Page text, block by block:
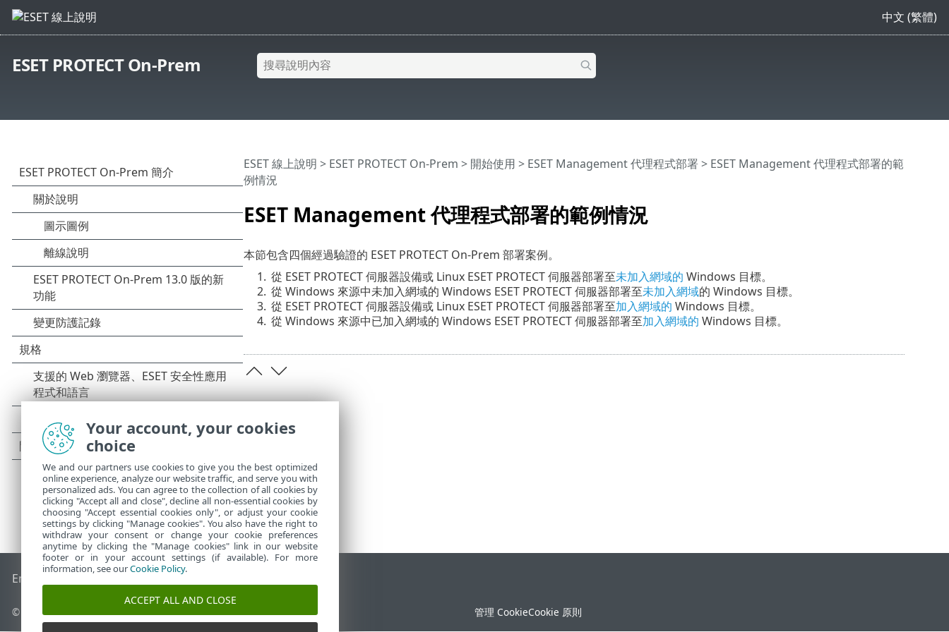
中文 (繁體)
ESET PROTECT On-Prem
ESET Management 代理程式部署的範例情況
ESET 線上說明 > ESET PROTECT On-Prem > 開始使用 > ESET Management 代理程式部署> ESET Management 代理程式部署的範
例情況
本節包含四個經過驗證的 ESET PROTECT On-Prem 部署案例。
1. 從 ESET PROTECT 伺服器設備或 Linux ESET PROTECT 伺服器部署至未加入網域的 Windows 目標。
2. 從 Windows 來源中未加入網域的 Windows ESET PROTECT 伺服器部署至未加入網域的 Windows 目標。
3. 從 ESET PROTECT 伺服器設備或 Linux ESET PROTECT 伺服器部署至加入網域的 Windows 目標。
4. 從 Windows 來源中已加入網域的 Windows ESET PROTECT 伺服器部署至加入網域的 Windows 目標。
End of Life ESET 知識庫 ESET 論壇ESET Status Portal
© 1992 - 2026 ESET, spol. s r.o. - 保留所有權利。 管理 CookieCookie 原則
Your account, your cookies
choice
We and our partners use cookies to give you the best optimized
online experience, analyze our website traffic, and serve you with
personalized ads. You can agree to the collection of all cookies by
clicking "Accept all and close", decline all non-essential cookies by
choosing "Accept essential cookies only", or adjust your cookie
settings by clicking "Manage cookies". You also have the right to
withdraw your consent or change your cookie preferences
anytime by clicking the "Manage cookies" link in our website
footer or in your account settings (if available). For more
information, see ourCookie Policy.
ACCEPT ALL AND CLOSE